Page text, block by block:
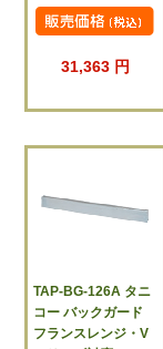
31,363 円
TAP-BG-126A タニ
コー バックガード
フランスレンジ・V